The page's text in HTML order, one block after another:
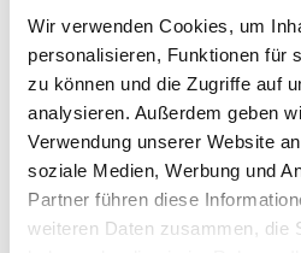
Wir verwenden Cookies, um
personalisieren, Funktionen für
zu können und die Zugriffe auf
analysieren. Außerdem geben
Verwendung unserer Website
soziale Medien, Werbung und
Partner führen diese
weiteren Daten zusammen, die
31. Januar
25.
2024